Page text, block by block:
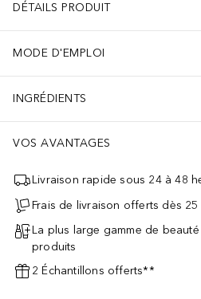
DÉTAILS PRODUIT
MODE D'EMPLOI
INGRÉDIENTS
VOS AVANTAGES
Livraison rapide sous 24 à 48
Frais de livraison offerts dès 25
La plus large gamme de
produits
2 Échantillons offerts**